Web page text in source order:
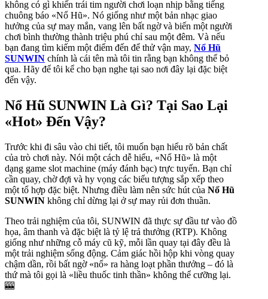
không có gì khiến trái tim người chơi loạn nhịp bằng tiếng
chuông báo «Nổ Hũ». Nó giống như một bản nhạc giao
hưởng của sự may mắn, vang lên bất ngờ và biến một người
chơi bình thường thành triệu phú chỉ sau một đêm. Và nếu
bạn đang tìm kiếm một điểm đến để thử vận may, Nổ Hũ
SUNWIN chính là cái tên mà tôi tin rằng bạn không thể bỏ
qua. Hãy để tôi kể cho bạn nghe tại sao nơi đây lại đặc biệt
đến vậy.
Nổ Hũ SUNWIN Là Gì? Tại Sao Lại
«Hot» Đến Vậy?
Trước khi đi sâu vào chi tiết, tôi muốn bạn hiểu rõ bản chất
của trò chơi này. Nói một cách dễ hiểu, «Nổ Hũ» là một
dạng game slot machine (máy đánh bạc) trực tuyến. Bạn chỉ
cần quay, chờ đợi và hy vọng các biểu tượng sắp xếp theo
một tổ hợp đặc biệt. Nhưng điều làm nên sức hút của Nổ Hũ
SUNWIN không chỉ dừng lại ở sự may rủi đơn thuần.
Theo trải nghiệm của tôi, SUNWIN đã thực sự đầu tư vào đồ
họa, âm thanh và đặc biệt là tỷ lệ trả thưởng (RTP). Không
giống như những cỗ máy cũ kỹ, mỗi lần quay tại đây đều là
một trải nghiệm sống động. Cảm giác hồi hộp khi vòng quay
chậm dần, rồi bất ngờ «nổ» ra hàng loạt phần thưởng – đó là
thứ mà tôi gọi là «liều thuốc tinh thần» không thể cưỡng lại.
🎰